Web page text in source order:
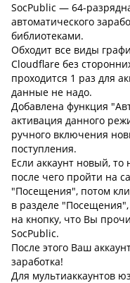
SocPublic — 64-
автоматического
библиотеками.
Обходит все виды
Cloudflare без
проходится 1 раз для
данные не надо.
Добавлена функция
активация данного
ручного включения
поступления.
Если аккаунт новый,
после чего пройти на
"Посещения", потом
в разделе
на кнопку, что Вы
SocPublic.
После этого Ваш
заработка!
Для мультиаккаунтов